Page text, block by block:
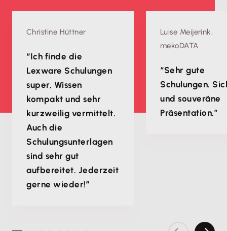
Christine Hüttner
“Ich finde die
Lexware Schulungen
super, Wissen
kompakt und sehr
kurzweilig vermittelt.
Auch die
Schulungsunterlagen
sind sehr gut
aufbereitet. Jederzeit
gerne wieder!”
Luise Meijerink,
mekoDATA
“Sehr gute
Schulungen.
und souveräne
Präsentation.”